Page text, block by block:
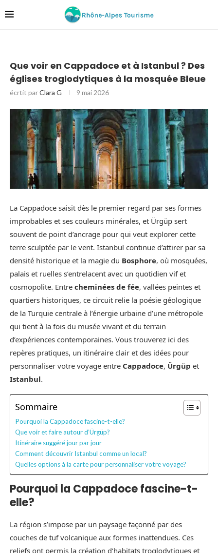
Que voir en Cappadoce et à Istanbul ? Des
églises troglodytiques à la mosquée Bleue
écrtit parClara G 9 mai 2026
La Cappadoce saisit dès le premier regard par ses formes
improbables et ses couleurs minérales, et Ürgüp sert
souvent de point d’ancrage pour qui veut explorer cette
terre sculptée par le vent. Istanbul continue d’attirer par sa
densité historique et la magie du Bosphore, où mosquées,
palais et ruelles s’entrelacent avec un quotidien vif et
cosmopolite. Entre cheminées de fée, vallées peintes et
quartiers historiques, ce circuit relie la poésie géologique
de la Turquie centrale à l’énergie urbaine d’une métropole
qui tient à la fois du musée vivant et du terrain
d’expériences contemporaines. Vous trouverez ici des
repères pratiques, un itinéraire clair et des idées pour
personnaliser votre voyage entre Cappadoce, Ürgüp et
Istanbul.
Sommaire
Pourquoi la Cappadoce fascine-t-elle?
Que voir et faire autour d’Ürgüp?
Itinéraire suggéré jour par jour
Comment découvrir Istanbul comme un local?
Quelles options à la carte pour personnaliser votre voyage?
Pourquoi la Cappadoce fascine-t-
elle?
La région s’impose par un paysage façonné par des
couches de tuf volcanique aux formes inattendues. Ces
reliefs ont permis la création d’habitats troglodytiques et